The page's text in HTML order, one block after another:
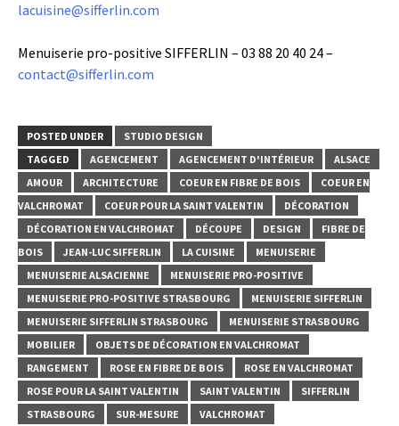
lacuisine@sifferlin.com
Menuiserie pro-positive SIFFERLIN – 03 88 20 40 24 –
contact@sifferlin.com
POSTED UNDER
STUDIO DESIGN
TAGGED
AGENCEMENT AGENCEMENT D'INTÉRIEUR
ALSACE
AMOUR
ARCHITECTURE COEUR EN FIBRE DE BOIS
COEUR EN
VALCHROMAT
COEUR POUR LA SAINT VALENTIN
DÉCORATION
DÉCORATION EN VALCHROMAT
DÉCOUPE DESIGN
FIBRE DE
BOIS
JEAN-LUC SIFFERLIN LA CUISINE
MENUISERIE
MENUISERIE ALSACIENNE
MENUISERIE PRO-POSITIVE
MENUISERIE PRO-POSITIVE STRASBOURG
MENUISERIE SIFFERLIN
MENUISERIE SIFFERLIN STRASBOURG
MENUISERIE STRASBOURG
MOBILIER
OBJETS DE DÉCORATION EN VALCHROMAT
RANGEMENT
ROSE EN FIBRE DE BOIS
ROSE EN VALCHROMAT
ROSE POUR LA SAINT VALENTIN
SAINT VALENTIN
SIFFERLIN
STRASBOURG
SUR-MESURE VALCHROMAT